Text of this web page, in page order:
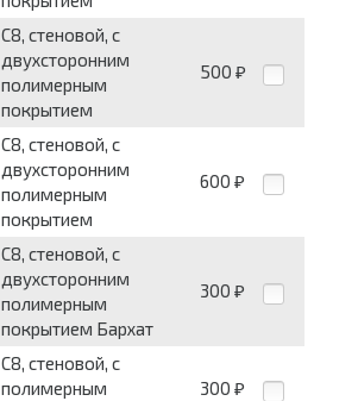
С8, стеновой, с
двухсторонним
полимерным
покрытием
500 ₽
С8, стеновой, с
двухсторонним
полимерным
покрытием
600 ₽
С8, стеновой, с
двухсторонним
полимерным
покрытием Бархат
300 ₽
С8, стеновой, с
полимерным
300 ₽